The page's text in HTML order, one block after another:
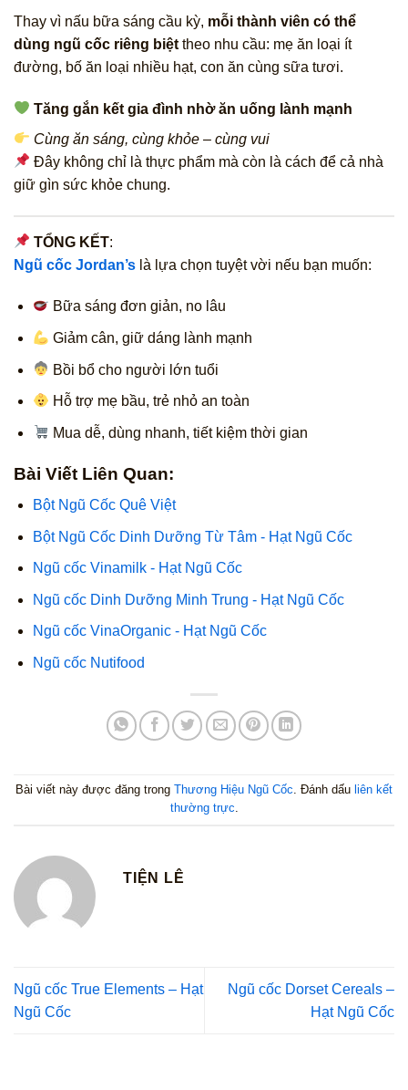
Thay vì nấu bữa sáng cầu kỳ, mỗi thành viên có thể
dùng ngũ cốc riêng biệt theo nhu cầu: mẹ ăn loại ít
đường, bố ăn loại nhiều hạt, con ăn cùng sữa tươi.
Tăng gắn kết gia đình nhờ ăn uống lành mạnh
Cùng ăn sáng, cùng khỏe – cùng vui
Đây không chỉ là thực phẩm mà còn là cách để cả nhà
giữ gìn sức khỏe chung.
TỔNG KẾT:
Ngũ cốc Jordan’s là lựa chọn tuyệt vời nếu bạn muốn:
Bữa sáng đơn giản, no lâu
Giảm cân, giữ dáng lành mạnh
Bồi bổ cho người lớn tuổi
Hỗ trợ mẹ bầu, trẻ nhỏ an toàn
Mua dễ, dùng nhanh, tiết kiệm thời gian
Bài Viết Liên Quan:
Bột Ngũ Cốc Quê Việt
Bột Ngũ Cốc Dinh Dưỡng Từ Tâm - Hạt Ngũ Cốc
Ngũ cốc Vinamilk - Hạt Ngũ Cốc
Ngũ cốc Dinh Dưỡng Minh Trung - Hạt Ngũ Cốc
Ngũ cốc VinaOrganic - Hạt Ngũ Cốc
Ngũ cốc Nutifood
Bài viết này được đăng trong Thương Hiệu Ngũ Cốc. Đánh dấu liên kết
thường trực.
TIỆN LÊ
Ngũ cốc True Elements – Hạt
Ngũ Cốc
Ngũ cốc Dorset Cereals –
Hạt Ngũ Cốc